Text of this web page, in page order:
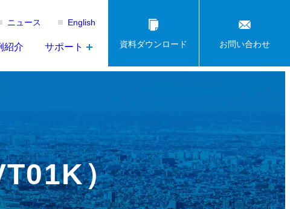
ニュース English
紹介 サポート 資料ダウンロード お問い合わせ
）